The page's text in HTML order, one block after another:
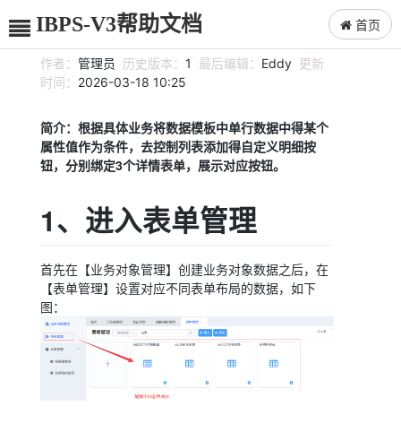
IBPS-V3帮助文档 首页
作者： 管理员 历史版本： 1 最后编辑： Eddy 更新
时间： 2026-03-18 10:25
简介：根据具体业务将数据模板中单行数据中得某个
属性值作为条件，去控制列表添加得自定义明细按
钮，分别绑定3个详情表单，展示对应按钮。
1、进入表单管理
首先在【业务对象管理】创建业务对象数据之后，在
【表单管理】设置对应不同表单布局的数据，如下
图：